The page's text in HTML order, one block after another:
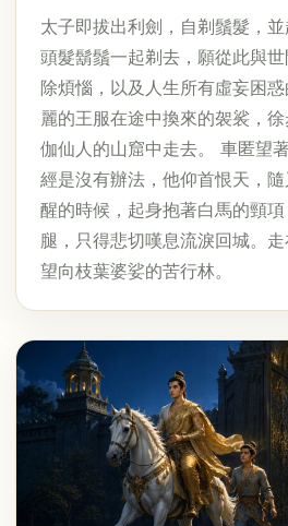
太子即拔出利劍，自剃鬚髮，
頭髮鬍鬚一起剃去，願從此與
除煩惱，以及人生所有虛妄困
麗的王服在途中換來的袈裟，
伽仙人的山窟中走去。 車匿望
經是沒有辦法，他仰首恨天，
醒的時候，起身抱著白馬的頸
腿，只得悲切嘆息流淚回城。
望向枝葉婆娑的苦行林。